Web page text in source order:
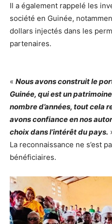
Il a également rappelé les
société en Guinée,
dollars injectés dans les
partenaires.
« Nous avons construit le
Guinée, qui est un
nombre d’années, tout cela
avons confiance en nos
choix dans l’intérêt du pays.
La reconnaissance ne s’est
bénéficiaires.